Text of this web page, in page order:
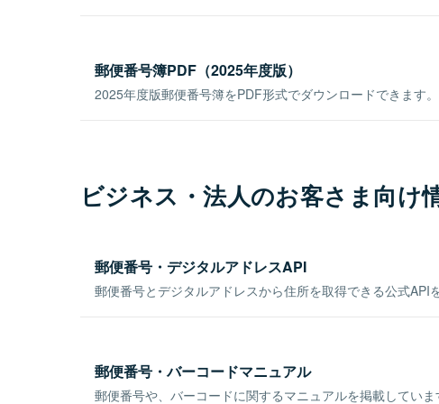
郵便番号簿PDF（2025年度版）
2025年度版郵便番号簿をPDF形式でダウンロードできます。
ビジネス・法人のお客さま向け
郵便番号・デジタルアドレスAPI
郵便番号とデジタルアドレスから住所を取得できる公式APIを
郵便番号・バーコードマニュアル
郵便番号や、バーコードに関するマニュアルを掲載していま